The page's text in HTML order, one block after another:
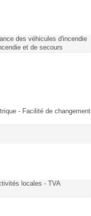
des véhicules d'incendie
et de secours
- Facilité de changement
locales - TVA